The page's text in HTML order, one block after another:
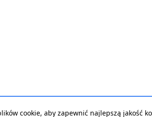
cookie, aby zapewnić najlepszą jakość